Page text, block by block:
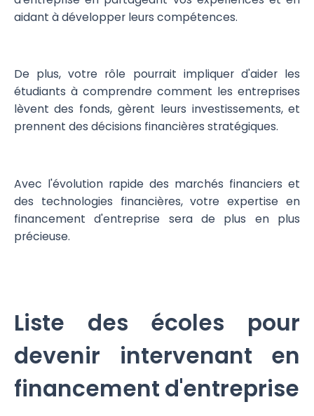
aidant à développer leurs compétences.
De plus, votre rôle pourrait impliquer d'aider les
étudiants à comprendre comment les entreprises
lèvent des fonds, gèrent leurs investissements, et
prennent des décisions financières stratégiques.
Avec l'évolution rapide des marchés financiers et
des technologies financières, votre expertise en
financement d'entreprise sera de plus en plus
précieuse.
Liste des écoles pour
devenir intervenant en
financement d'entreprise